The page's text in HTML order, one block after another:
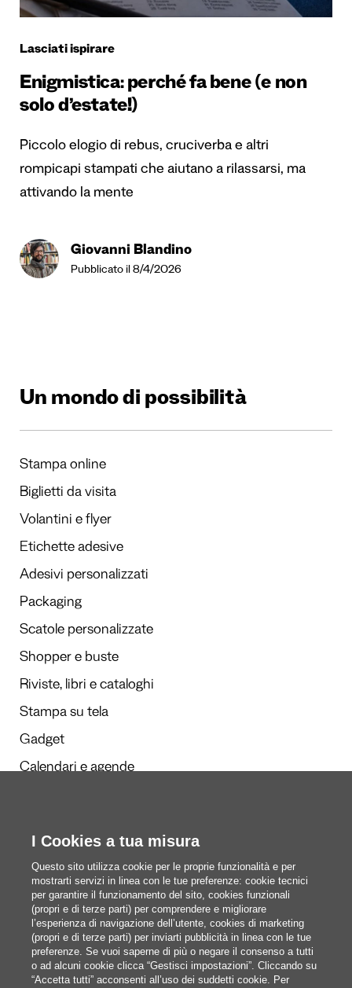
Lasciati ispirare
Enigmistica: perché fa bene (e non
solo d’estate!)
Piccolo elogio di rebus, cruciverba e altri
rompicapi stampati che aiutano a rilassarsi, ma
attivando la mente
Giovanni Blandino
Pubblicato il 8/4/2026
Un mondo di possibilità
Stampa online
Biglietti da visita
Volantini e flyer
Etichette adesive
Adesivi personalizzati
Packaging
Scatole personalizzate
Shopper e buste
Riviste, libri e cataloghi
Stampa su tela
Gadget
Calendari e agende
Redazione
Questi siamo noi
blog@pixartprinting.com
I Cookies a tua misura
Questo sito utilizza cookie per le proprie funzionalità e per
mostrarti servizi in linea con le tue preferenze: cookie tecnici
per garantire il funzionamento del sito, cookies funzionali
(propri e di terze parti) per comprendere e migliorare
l’esperienza di navigazione dell’utente, cookies di marketing
(propri e di terze parti) per inviarti pubblicità in linea con le tue
preferenze. Se vuoi saperne di più o negare il consenso a tutti
o ad alcuni cookie clicca “Gestisci impostazioni”. Cliccando su
“Accetta tutti” acconsenti all’uso dei suddetti cookie. Per